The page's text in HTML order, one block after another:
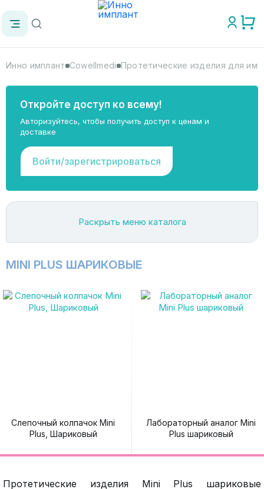
Инно имплант Cowellmedi Протетические изделия для
Откройте доступ ко всему!
Авторизуйтесь, чтобы получить доступ к ценам и
доставке
Войти/зарегистрироваться
Раскрыть меню каталога
MINI PLUS ШАРИКОВЫЕ
Слепочный колпачок Mini
Plus, Шариковый
Лабораторный аналог Mini
Plus шариковый
Протетические изделия Mini Plus шариковые